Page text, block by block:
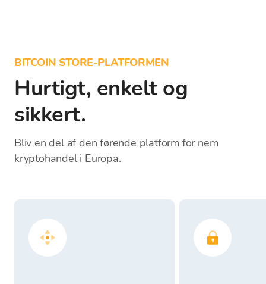
BITCOIN STORE-PLATFORMEN
Hurtigt, enkelt og
sikkert.
Bliv en del af den førende platform for nem
kryptohandel i Europa.